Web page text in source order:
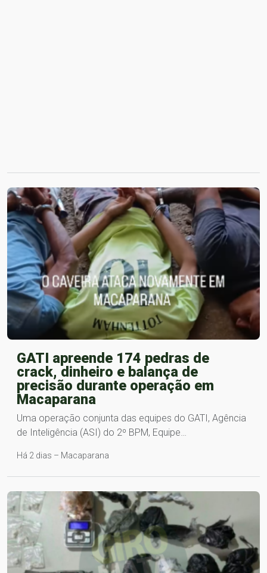
GATI apreende 174 pedras de
crack, dinheiro e balança de
precisão durante operação em
Macaparana
Uma operação conjunta das equipes do GATI, Agência
de Inteligência (ASI) do 2º BPM, Equipe…
Há 2 dias – Macaparana